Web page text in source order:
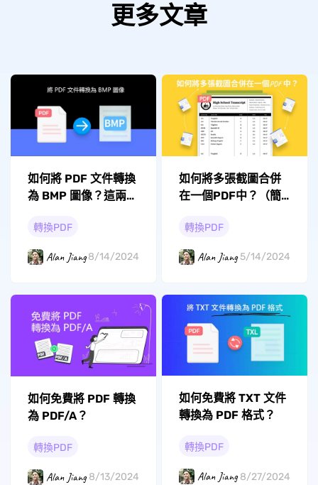
更多文章
如何將 PDF 文件轉換
為 BMP 圖像？這兩種
轉換PDF
Alan Jiang8/14/2024
如何將多張截圖合併
在一個PDF中？（簡
轉換PDF
Alan Jiang 5/14/2024
如何免費將 PDF 轉換
為 PDF/A？
轉換PDF
Alan Jiang 8/13/2024
如何免費將 TXT 文件
轉換為 PDF 格式？
轉換PDF
Alan Jiang 8/27/2024